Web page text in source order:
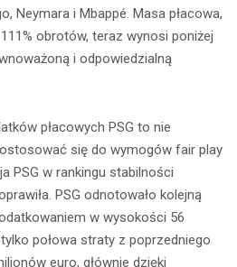
Neymara i Mbappé. Masa płacowa,
obrotów, teraz wynosi poniżej
i odpowiedzialną
płacowych PSG to nie
się do wymogów fair play
PSG w rankingu stabilności
PSG odnotowało kolejną
w wysokości 56
połowa straty z poprzedniego
euro, głównie dzięki